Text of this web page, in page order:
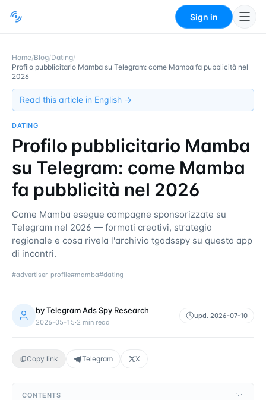
Sign in
Home/Blog/Dating/
Profilo pubblicitario Mamba su Telegram: come Mamba fa pubblicità nel
2026
Read this article in English →
DATING
Profilo pubblicitario Mamba
su Telegram: come Mamba
fa pubblicità nel 2026
Come Mamba esegue campagne sponsorizzate su
Telegram nel 2026 — formati creativi, strategia
regionale e cosa rivela l'archivio tgadsspy su questa app
di incontri.
#advertiser-profile#mamba#dating
byTelegram Ads Spy Research
2026-05-15·2 min read
upd. 2026-07-10
Copy link Telegram X
CONTENTS